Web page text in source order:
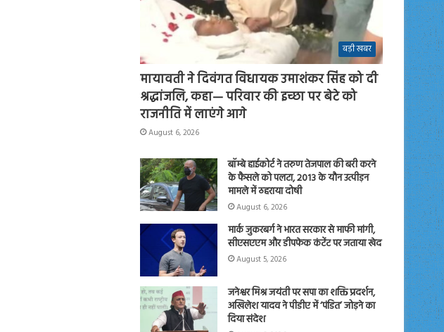
बड़ी खबर
मायावती ने दिवंगत विधायक उमाशंकर सिंह को दी
श्रद्धांजलि, कहा— परिवार की इच्छा पर बेटे को
राजनीति में लाएंगे आगे
August 6, 2026
बॉम्बे हाईकोर्ट ने तरुण तेजपाल की बरी करने
के फैसले को पलटा, 2013 के यौन उत्पीड़न
मामले में ठहराया दोषी
August 6, 2026
मार्क जुकरबर्ग ने भारत सरकार से माफी मांगी,
सीएसएएम और डीपफेक कंटेंट पर जताया खेद
August 5, 2026
जनेश्वर मिश्र जयंती पर सपा का शक्ति प्रदर्शन,
अखिलेश यादव ने पीडीए में ‘पंडित’ जोड़ने का
दिया संदेश